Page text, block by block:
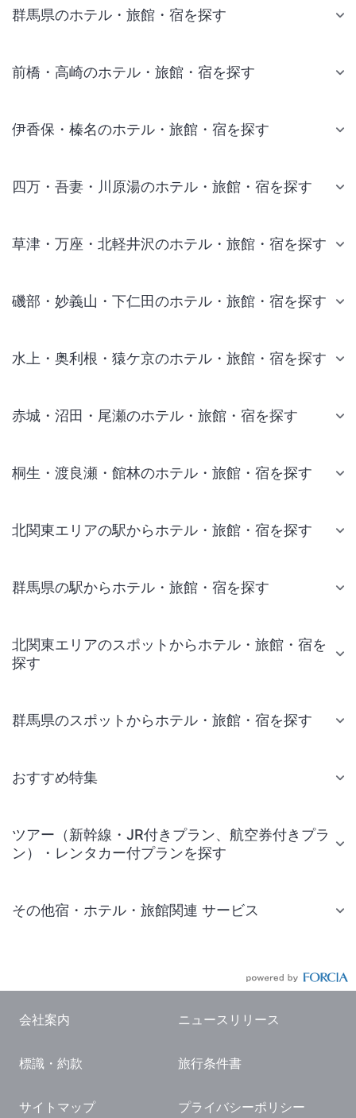
群馬県のホテル・旅館・宿を探す
前橋・高崎のホテル・旅館・宿を探す
伊香保・榛名のホテル・旅館・宿を探す
四万・吾妻・川原湯のホテル・旅館・宿を探す
草津・万座・北軽井沢のホテル・旅館・宿を探す
磯部・妙義山・下仁田のホテル・旅館・宿を探す
水上・奥利根・猿ケ京のホテル・旅館・宿を探す
赤城・沼田・尾瀬のホテル・旅館・宿を探す
桐生・渡良瀬・館林のホテル・旅館・宿を探す
北関東エリアの駅からホテル・旅館・宿を探す
群馬県の駅からホテル・旅館・宿を探す
北関東エリアのスポットからホテル・旅館・宿を
探す
群馬県のスポットからホテル・旅館・宿を探す
おすすめ特集
ツアー（新幹線・JR付きプラン、航空券付きプラ
ン）・レンタカー付プランを探す
その他宿・ホテル・旅館関連 サービス
国内観光ガイド
旅行・観光情報
会社案内 ニュースリリース
標識・約款 旅行条件書
サイトマップ プライバシーポリシー